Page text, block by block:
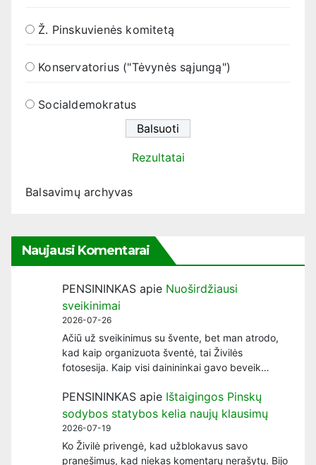
Ž. Pinskuvienės komitetą
Konservatorius ("Tėvynės sąjungą")
Socialdemokratus
Rezultatai
Balsavimų archyvas
Naujausi Komentarai
PENSININKAS apie Nuoširdžiausi
sveikinimai
2026-07-26
Ačiū už sveikinimus su švente, bet man atrodo,
kad kaip organizuota šventė, tai Živilės
fotosesija. Kaip visi dainininkai gavo beveik…
PENSININKAS apie Ištaigingos Pinskų
sodybos statybos kelia naujų klausimų
2026-07-19
Ko Živilė privengė, kad užblokavus savo
pranešimus, kad niekas komentarų nerašytų. Bijo